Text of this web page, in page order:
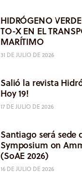
HIDRÓGENO
TO-X EN EL
MARÍTIMO
31 DE JULIO DE 2026
Salió la revista
Hoy 19!
17 DE JULIO DE 2026
Santiago será sede
Symposium on
(SoAE 2026)
16 DE JULIO DE 2026